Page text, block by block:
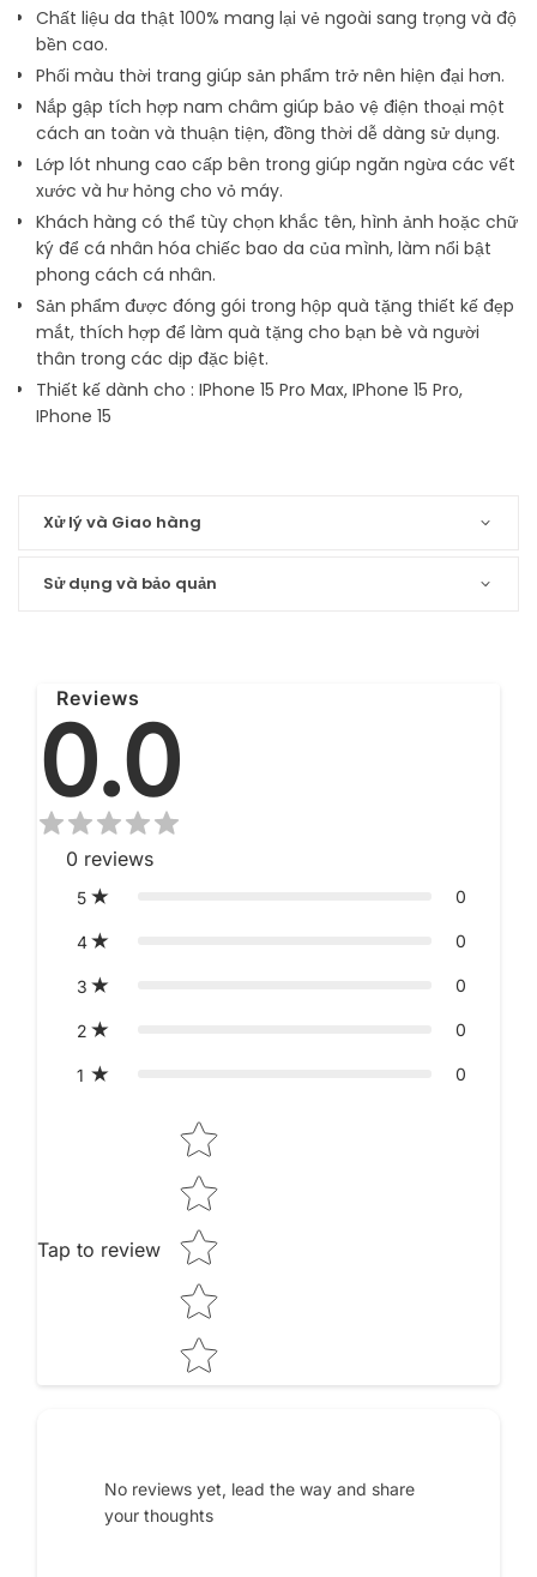
Chất liệu da thật 100% mang lại vẻ ngoài sang trọng và độ
bền cao.
Phối màu thời trang giúp sản phẩm trở nên hiện đại hơn.
Nắp gập tích hợp nam châm giúp bảo vệ điện thoại một
cách an toàn và thuận tiện, đồng thời dễ dàng sử dụng.
Lớp lót nhung cao cấp bên trong giúp ngăn ngừa các vết
xước và hư hỏng cho vỏ máy.
Khách hàng có thể tùy chọn khắc tên, hình ảnh hoặc chữ
ký để cá nhân hóa chiếc bao da của mình, làm nổi bật
phong cách cá nhân.
Sản phẩm được đóng gói trong hộp quà tặng thiết kế đẹp
mắt, thích hợp để làm quà tặng cho bạn bè và người
thân trong các dịp đặc biệt.
Thiết kế dành cho : IPhone 15 Pro Max, IPhone 15 Pro,
IPhone 15
Xử lý và Giao hàng
Sử dụng và bảo quản
Reviews
0.0
0 reviews
5 0
4 0
3 0
2 0
1 0
Tap to review
Star rating
No reviews yet, lead the way and share
your thoughts